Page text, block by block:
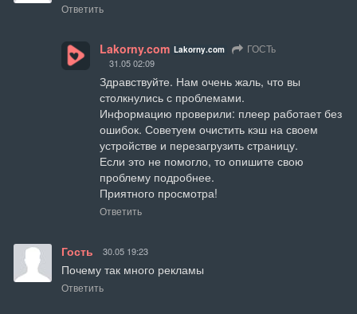
Ответить
Lakorny.com Lakorny.com ГОСТь
31.05 02:09
Здравствуйте. Нам очень жаль, что вы
столкнулись с проблемами.
Информацию проверили: плеер работает без
ошибок. Советуем очистить кэш на своем
устройстве и перезагрузить страницу.
Если это не помогло, то опишите свою
проблему подробнее.
Приятного просмотра!
Ответить
Гость 30.05 19:23
Почему так много рекламы
Ответить